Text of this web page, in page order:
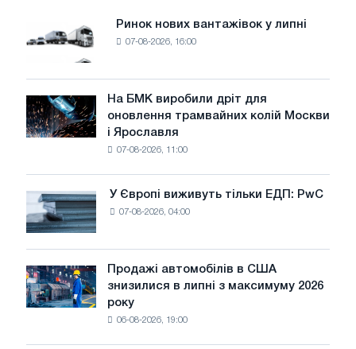
Ринок
нових
вантажівок
у
липні
Ринок нових вантажівок у липні
07-08-2026, 16:00
На
БМК
виробили
трамвайних
колій
Москви
і
Ярославля
На БМК виробили дріт для
оновлення трамвайних колій Москви
і Ярославля
07-08-2026, 11:00
Європі
виживуть
тільки
ЕДП:
PwC
У Європі виживуть тільки ЕДП: PwC
07-08-2026, 04:00
Продажі
автомобілів
в
Продажі автомобілів в США
знизилися в липні з максимуму 2026
року
06-08-2026, 19:00